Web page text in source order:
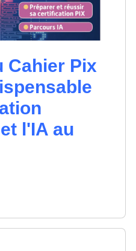
Cahier Pix
l'IA au